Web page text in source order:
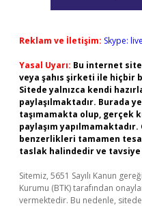
Reklam ve İletişim: Skype:
Yasal Uyarı: Bu internet
veya şahıs şirketi ile hiçbir
Sitede yalnızca kendi
paylaşılmaktadır. Burada
taşımamakta olup, gerçek
paylaşım
benzerlikleri tamamen
taslak halindedir ve
Sitemiz, 5651 Sayılı Kanun
Kurumu (BTK) tarafından
vermektedir. Bu nedenle,